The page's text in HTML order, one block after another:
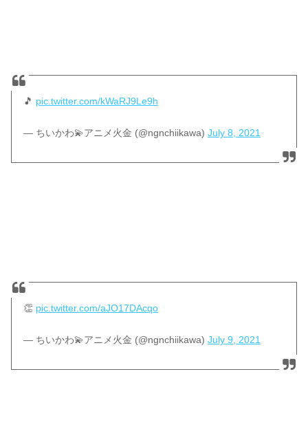
🎵 pic.twitter.com/kWaRJ9Le9h
— ちいかわ💫アニメ火金 (@ngnchiikawa)July 8, 2021
👏 pic.twitter.com/aJO17DAcqo
— ちいかわ💫アニメ火金 (@ngnchiikawa)July 9, 2021